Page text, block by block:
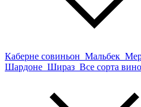
Каберне совиньон Мальбек
Шардоне Шираз Все сорта